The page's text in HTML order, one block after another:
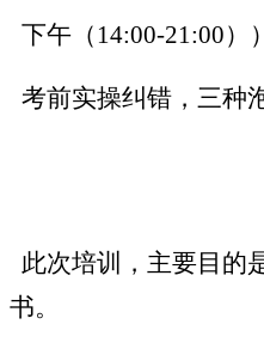
下午（ 14:00-21:00））
考前实操纠错，三种
此次培训，主要目的
书。